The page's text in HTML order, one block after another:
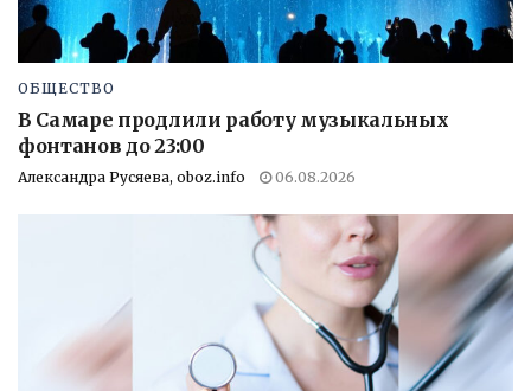
ОБЩЕСТВО
В Самаре продлили работу музыкальных
фонтанов до 23:00
Александра Русяева, oboz.info 06.08.2026